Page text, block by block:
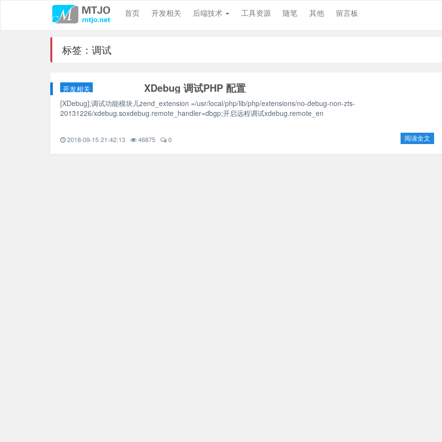
首页 开发相关 后端技术 工具资源 随笔 其他 留言板
标签：调试
开发相关 XDebug 调试PHP 配置
[XDebug];调试功能模块儿zend_extension =/usr/local/php/lib/php/extensions/no-debug-non-zts-
20131226/xdebug.soxdebug.remote_handler=dbgp;开启远程调试xdebug.remote_en
2018-09-15 21:42:13 46875 0 阅读全文